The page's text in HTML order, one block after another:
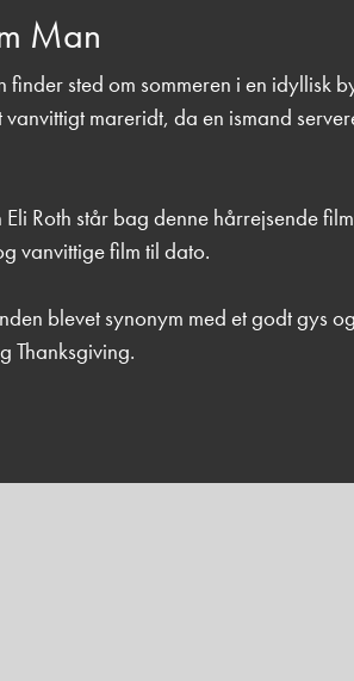
Man
finder sted om sommeren i en idyllisk
vanvittigt mareridt, da en ismand
Roth står bag denne hårrejsende
vanvittige film til dato.
blevet synonym med et godt gys
Thanksgiving.